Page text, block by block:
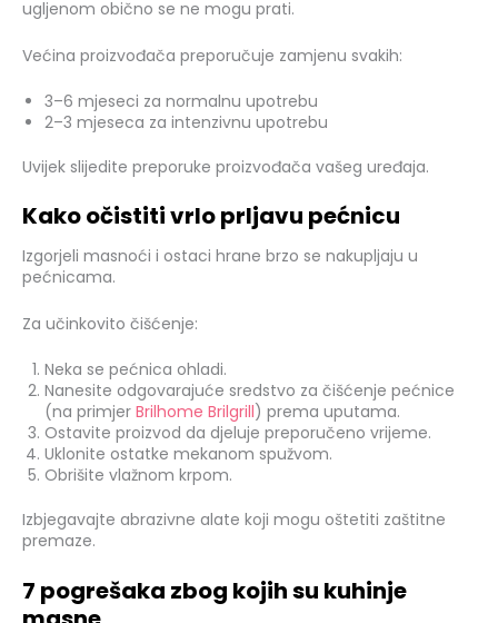
ugljenom obično se ne mogu prati.
Većina proizvođača preporučuje zamjenu svakih:
3–6 mjeseci za normalnu upotrebu
2–3 mjeseca za intenzivnu upotrebu
Uvijek slijedite preporuke proizvođača vašeg uređaja.
Kako očistiti vrlo prljavu pećnicu
Izgorjeli masnoći i ostaci hrane brzo se nakupljaju u
pećnicama.
Za učinkovito čišćenje:
Neka se pećnica ohladi.
Nanesite odgovarajuće sredstvo za čišćenje pećnice
(na primjer Brilhome Brilgrill) prema uputama.
Ostavite proizvod da djeluje preporučeno vrijeme.
Uklonite ostatke mekanom spužvom.
Obrišite vlažnom krpom.
Izbjegavajte abrazivne alate koji mogu oštetiti zaštitne
premaze.
7 pogrešaka zbog kojih su kuhinje